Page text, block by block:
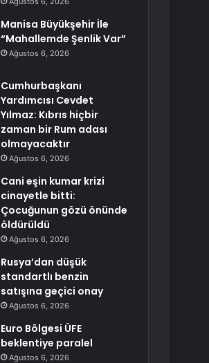
Manisa Büyükşehir İle
“Mahallemde Şenlik Var”
Ağustos 6, 2026
Cumhurbaşkanı
Yardımcısı Cevdet
Yılmaz: Kıbrıs hiçbir
zaman bir Rum adası
olmayacaktır
Ağustos 6, 2026
Cani eşin kumar krizi
cinayetle bitti:
Çocuğunun gözü önünde
öldürüldü
Ağustos 6, 2026
Rusya’dan düşük
standartlı benzin
satışına geçici onay
Ağustos 6, 2026
Euro Bölgesi ÜFE
beklentiye paralel
Ağustos 6, 2026